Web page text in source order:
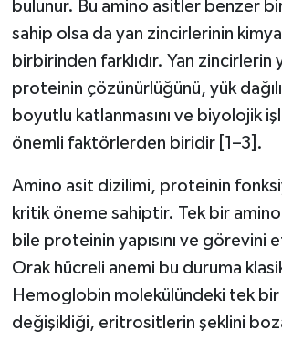
bulunur. Bu amino asitler benzer
sahip olsa da yan zincirlerinin
birbirinden farklıdır. Yan zincirlerin
proteinin çözünürlüğünü, yük
boyutlu katlanmasını ve biyolojik
önemli faktörlerden biridir [1–3].
Amino asit dizilimi, proteinin
kritik öneme sahiptir. Tek bir
bile proteinin yapısını ve görevini
Orak hücreli anemi bu duruma
Hemoglobin molekülündeki tek bir
değişikliği, eritrositlerin şeklini